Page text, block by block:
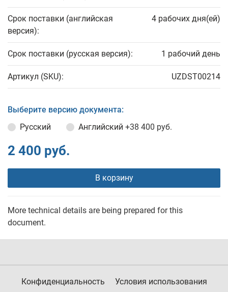
Срок поставки (английская
версия):
4 рабочих дня(ей)
Срок поставки (русская версия): 1 рабочий день
Артикул (SKU): UZDST00214
Выберите версию документа:
Русский
Английский +38 400 руб.
2 400 руб.
В корзину
More technical details are being prepared for this
document.
Конфиденциальность Условия использования